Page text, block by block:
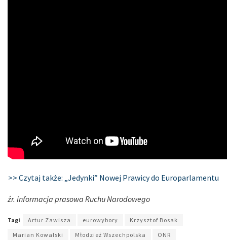
>> Czytaj także: „Jedynki” Nowej Prawicy do Europarlamentu
źr. informacja prasowa Ruchu Narodowego
Tagi Artur Zawisza eurowybory
Krzysztof Bosak
Marian Kowalski
Młodzież Wszechpolska
ONR